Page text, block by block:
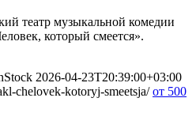
театр музыкальной комедии
который смеется».
2026-04-23T20:39:00+03:00
chelovek-kotoryj-smeetsja/ от 500